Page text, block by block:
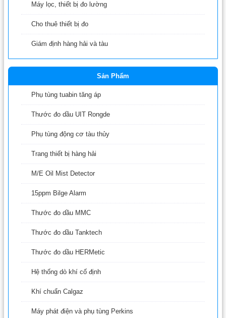
Máy lọc, thiết bị đo lường
Cho thuê thiết bị đo
Giám định hàng hải và tàu
Sản Phẩm
Phụ tùng tuabin tăng áp
Thước đo dầu UIT Rongde
Phụ tùng động cơ tàu thủy
Trang thiết bị hàng hải
M/E Oil Mist Detector
15ppm Bilge Alarm
Thước đo dầu MMC
Thước đo dầu Tanktech
Thước đo dầu HERMetic
Hệ thống dò khí cố định
Khí chuẩn Calgaz
Máy phát điện và phụ tùng Perkins